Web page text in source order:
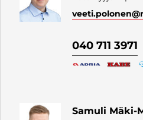
veeti.polonen
040 711 3971
Samuli Mäki-